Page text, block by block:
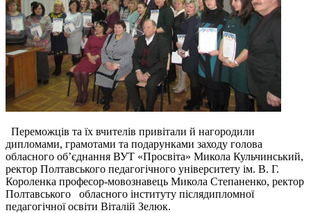
Переможців та їх вчителів привітали й нагородили
дипломами, грамотами та подарунками заходу голова
обласного об’єднання ВУТ «Просвіта» Микола Кульчинський,
ректор Полтавського педагогічного університету ім. В. Г.
Короленка професор-мовознавець Микола Степаненко, ректор
Полтавського обласного інституту післядипломної
педагогічної освіти Віталій Зелюк.